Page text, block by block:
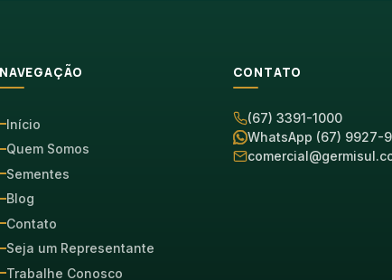
NAVEGAÇÃO
Início
Quem Somos
Sementes
Blog
Contato
Seja um Representante
Trabalhe Conosco
CONTATO
(67) 3391-1000
WhatsApp (67) 9927-